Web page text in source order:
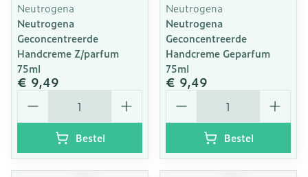
Neutrogena
Neutrogena
Geconcentreerde
Handcreme Z/parfum
75ml
€ 9,49
Aantal
Bestel
Neutrogena
Neutrogena
Geconcentreerde
Handcreme Geparfum
75ml
€ 9,49
Aantal
Bestel